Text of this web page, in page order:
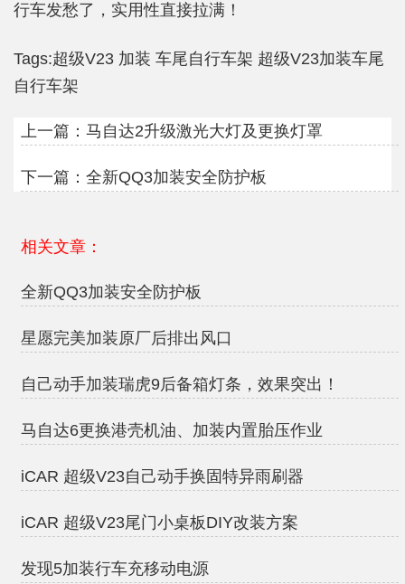
行车发愁了，实用性直接拉满！
Tags:超级V23 加装 车尾自行车架 超级V23加装车尾
自行车架
上一篇： 马自达2升级激光大灯及更换灯罩
下一篇： 全新QQ3加装安全防护板
相关文章：
全新QQ3加装安全防护板
星愿完美加装原厂后排出风口
自己动手加装瑞虎9后备箱灯条，效果突出！
马自达6更换港壳机油、加装内置胎压作业
iCAR 超级V23自己动手换固特异雨刷器
iCAR 超级V23尾门小桌板DIY改装方案
发现5加装行车充移动电源